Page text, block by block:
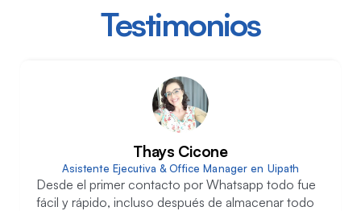
Testimonios
Thays Cicone
Asistente Ejecutiva & Office Manager en Uipath
Desde el primer contacto por Whatsapp todo fue
fácil y rápido, incluso después de almacenar todo